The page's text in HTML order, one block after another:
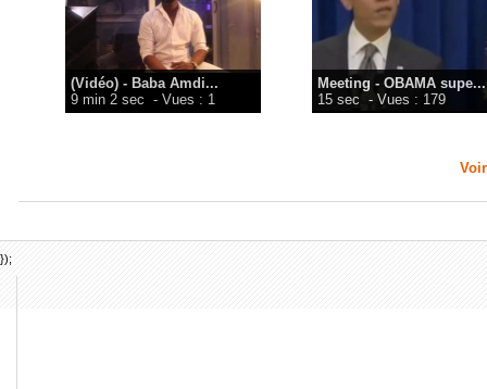
(Vidéo) - Baba Amdi...
9 min 2 sec - Vues : 1
Meeting - OBAMA supe...
15 sec - Vues : 179
});